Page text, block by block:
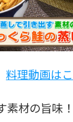
料理動画は
素材の旨味！